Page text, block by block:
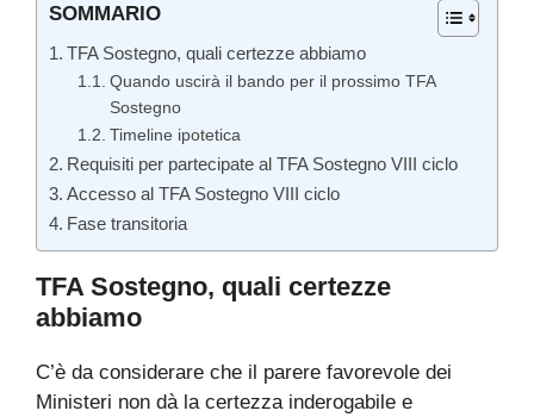
SOMMARIO
TFA Sostegno, quali certezze abbiamo
Quando uscirà il bando per il prossimo TFA
Sostegno
Timeline ipotetica
Requisiti per partecipate al TFA Sostegno VIII ciclo
Accesso al TFA Sostegno VIII ciclo
Fase transitoria
TFA Sostegno, quali certezze
abbiamo
C’è da considerare che il parere favorevole dei
Ministeri non dà la certezza inderogabile e